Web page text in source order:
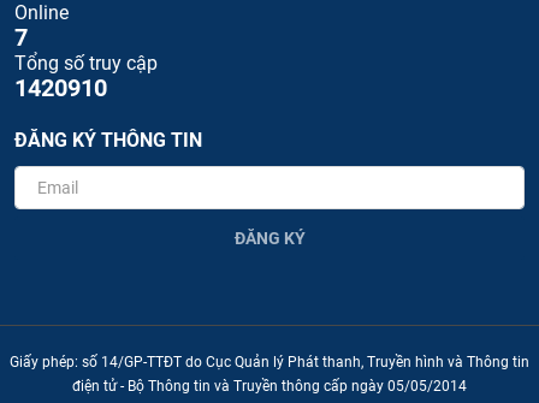
Online
7
Tổng số truy cập
1420910
ĐĂNG KÝ THÔNG TIN
ĐĂNG KÝ
Giấy phép: số 14/GP-TTĐT do Cục Quản lý Phát thanh, Truyền hình và Thông tin
điện tử - Bộ Thông tin và Truyền thông cấp ngày 05/05/2014